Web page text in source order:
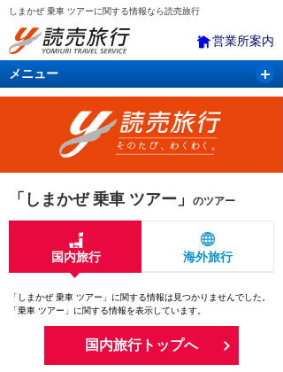
しまかぜ 乗車 ツアーに関する情報なら読売旅行
営業所案内
メニュー
国内旅行 バスツアー 海外旅行
「しまかぜ 乗車 ツアー」 のツアー
国内旅行 海外旅行
「しまかぜ 乗車 ツアー」に関する情報は見つかりませんでした。
「乗車 ツアー」に関する情報を表示しています。
国内旅行トップへ